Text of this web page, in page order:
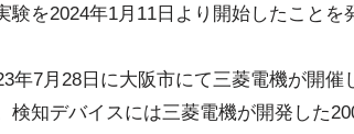
験を2024年1月11日より開始したことを
年7月28日に大阪市にて三菱電機が開
検知デバイスには三菱電機が開発した